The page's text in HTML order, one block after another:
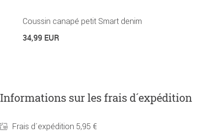
Coussin canapé petit Smart denim
34,99 EUR
Informations sur les frais d´expédition
Frais d´expédition 5,95 €